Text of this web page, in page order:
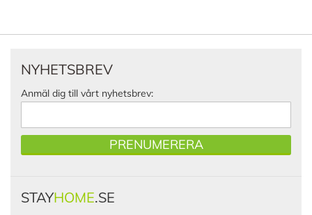
NYHETSBREV
Anmäl dig till vårt nyhetsbrev:
PRENUMERERA
STAYHOME.SE